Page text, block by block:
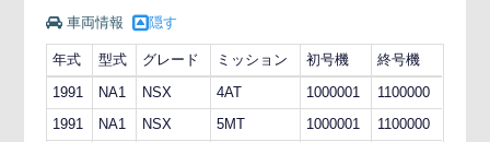
車両情報 隠す
年式 型式 グレード ミッション 初号機
終号機
1991
NA1 NSX 4AT 1000001
1100000
1991
NA1 NSX 5MT 1000001
1100000